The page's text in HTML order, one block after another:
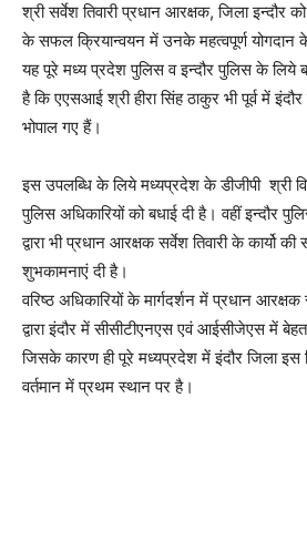
श्री सर्वेश तिवारी प्रधान आरक्षक, जिला
के सफल क्रियान्वयन में उनके महत्वपूर्ण योगदान के
यह पूरे मध्य प्रदेश पुलिस व इन्दौर पुलिस के लिये
है कि एएसआई श्री हीरा सिंह ठाकुर भी पूर्व में
भोपाल गए हैं।
इस उपलब्धि के लिये मध्यप्रदेश के डीजीपी श्री
पुलिस अधिकारियों को बधाई दी है। वहीं इन्दौर
द्वारा भी प्रधान आरक्षक सर्वेश तिवारी के कार्यो
शुभकामनाएं दी है।
वरिष्ठ अधिकारियों के मार्गदर्शन में प्रधान आरक्षक
द्वारा इंदौर में सीसीटीएनएस एवं आईसीजेएस में
जिसके कारण ही पूरे मध्यप्रदेश में इंदौर जिला इस
वर्तमान में प्रथम स्थान पर है।